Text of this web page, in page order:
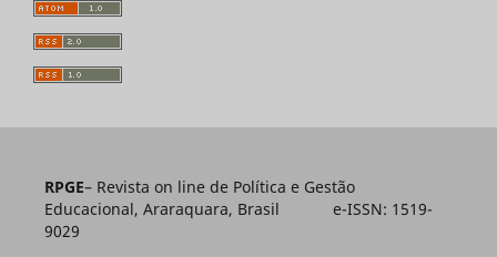
RPGE– Revista on line de Política e Gestão
Educacional, Araraquara, Brasil e-ISSN: 1519-
9029